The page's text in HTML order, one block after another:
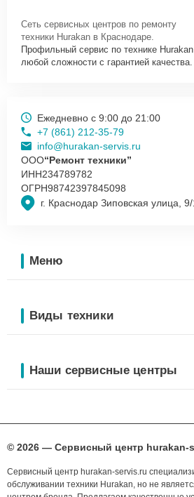
Сеть сервисных центров по ремонту
техники Hurakan в Краснодаре.
Профильный сервис по технике
любой сложности с гарантией качества.
г. Краснодар Зиповская улица, 9/
Ежедневно с 9:00 до 21:00
+7 (861) 212-35-79
info@hurakan-servis.ru
ООО“Ремонт техники”
ИНН234789782
ОГРН98742397845098
Меню
Виды техники
Наши сервисные центры
© 2026 — Сервисный центр hurakan-
Сервисный центр hurakan-servis.ru
обслуживании техники Hurakan, но не